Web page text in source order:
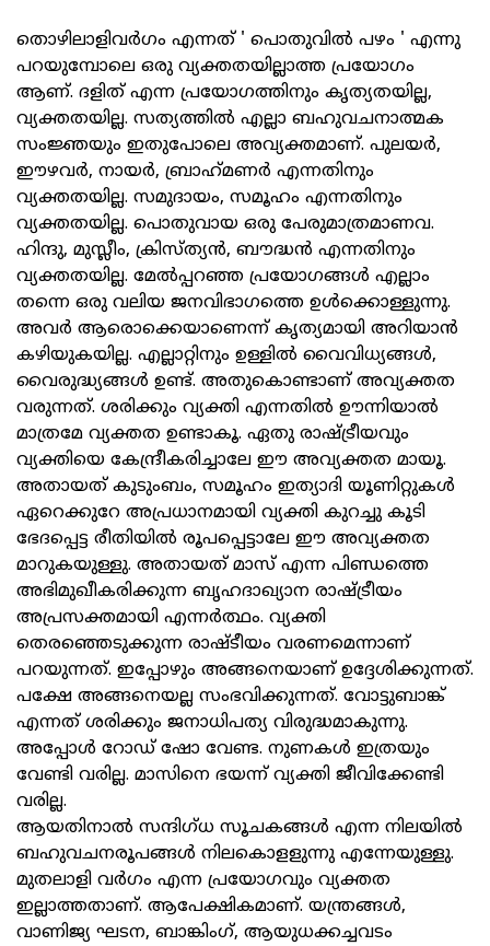
തൊഴിലാളിവര്‍ഗം എന്നത് ' പൊതുവില്‍ പഴം ' എന്നു
പറയുമ്പോലെ ഒരു വ്യക്തതയില്ലാത്ത പ്രയോഗം
ആണ്. ദളിത് എന്ന പ്രയോഗത്തിനും കൃത്യതയില്ല,
വ്യക്തതയില്ല. സത്യത്തില്‍ എല്ലാ ബഹുവചനാത്മക
സംജ്ഞയും ഇതുപോലെ അവ്യക്തമാണ്. പുലയര്‍,
ഈഴവര്‍, നായര്‍, ബ്രാഹ്‌മണര്‍ എന്നതിനും
വ്യക്തതയില്ല. സമുദായം, സമൂഹം എന്നതിനും
വ്യക്തതയില്ല. പൊതുവായ ഒരു പേരുമാത്രമാണവ.
ഹിന്ദു, മുസ്ലീം, ക്രിസ്ത്യന്‍, ബൗദ്ധന്‍ എന്നതിനും
വ്യക്തതയില്ല. മേല്‍പ്പറഞ്ഞ പ്രയോഗങ്ങള്‍ എല്ലാം
തന്നെ ഒരു വലിയ ജനവിഭാഗത്തെ ഉള്‍ക്കൊള്ളുന്നു.
അവര്‍ ആരൊക്കെയാണെന്ന് കൃത്യമായി അറിയാന്‍
കഴിയുകയില്ല. എല്ലാറ്റിനും ഉള്ളില്‍ വൈവിധ്യങ്ങള്‍,
വൈരുദ്ധ്യങ്ങള്‍ ഉണ്ട്. അതുകൊണ്ടാണ് അവ്യക്തത
വരുന്നത്. ശരിക്കും വ്യക്തി എന്നതില്‍ ഊന്നിയാല്‍
മാത്രമേ വ്യക്തത ഉണ്ടാകൂ. ഏതു രാഷ്ട്രീയവും
വ്യക്തിയെ കേന്ദ്രീകരിച്ചാലേ ഈ അവ്യക്തത മായൂ.
അതായത് കുടുംബം, സമൂഹം ഇത്യാദി യൂണിറ്റുകള്‍
ഏറെക്കുറേ അപ്രധാനമായി വ്യക്തി കുറച്ചു കൂടി
ഭേദപ്പെട്ട രീതിയില്‍ രൂപപ്പെട്ടാലേ ഈ അവ്യക്തത
മാറുകയുള്ളു. അതായത് മാസ് എന്ന പിണ്ഡത്തെ
അഭിമുഖീകരിക്കുന്ന ബൃഹദാഖ്യാന രാഷ്ട്രീയം
അപ്രസക്തമായി എന്നര്‍ത്ഥം. വ്യക്തി
തെരഞ്ഞെടുക്കുന്ന രാഷ്ടീയം വരണമെന്നാണ്
പറയുന്നത്. ഇപ്പോഴും അങ്ങനെയാണ് ഉദ്ദേശിക്കുന്നത്.
പക്ഷേ അങ്ങനെയല്ല സംഭവിക്കുന്നത്. വോട്ടുബാങ്ക്
എന്നത് ശരിക്കും ജനാധിപത്യ വിരുദ്ധമാകുന്നു.
അപ്പോള്‍ റോഡ് ഷോ വേണ്ട. നുണകള്‍ ഇത്രയും
വേണ്ടി വരില്ല. മാസിനെ ഭയന്ന് വ്യക്തി ജീവിക്കേണ്ടി
വരില്ല.
ആയതിനാല്‍ സന്ദിഗ്ധ സൂചകങ്ങള്‍ എന്ന നിലയില്‍
ബഹുവചനരൂപങ്ങള്‍ നിലകൊളളുന്നു എന്നേയുള്ളു.
മുതലാളി വര്‍ഗം എന്ന പ്രയോഗവും വ്യക്തത
ഇല്ലാത്തതാണ്. ആപേക്ഷികമാണ്. യന്ത്രങ്ങള്‍,
വാണിജ്യ ഘടന, ബാങ്കിംഗ്, ആയുധക്കച്ചവടം